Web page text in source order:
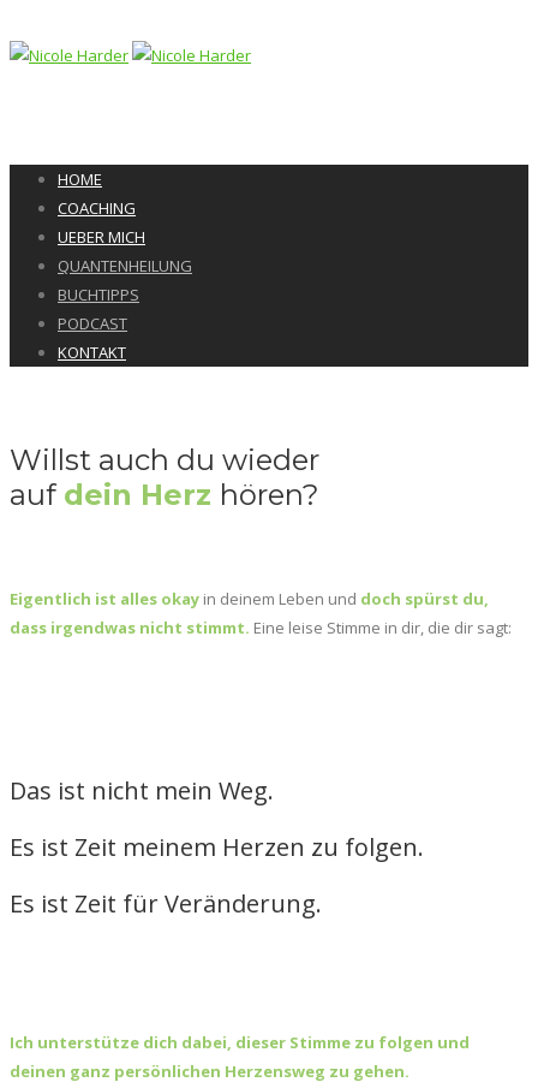
HOME
COACHING
UEBER MICH
QUANTENHEILUNG
BUCHTIPPS
PODCAST
KONTAKT
Willst auch du wieder
auf dein Herz hören?
Eigentlich ist alles okay in deinem Leben und doch spürst du,
dass irgendwas nicht stimmt. Eine leise Stimme in dir, die dir sagt:
Das ist nicht mein Weg.
Es ist Zeit meinem Herzen zu folgen.
Es ist Zeit für Veränderung.
Ich unterstütze dich dabei, dieser Stimme zu folgen und
deinen ganz persönlichen Herzensweg zu gehen.